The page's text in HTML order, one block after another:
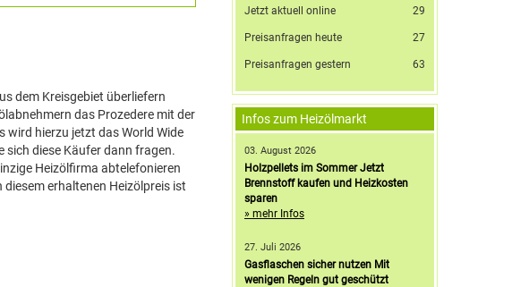
dem Kreisgebiet überliefern
das Prozedere mit der
wird hierzu jetzt das World Wide
sich diese Käufer dann fragen.
Heizölfirma abtelefonieren
erhaltenen Heizölpreis ist
Jetzt aktuell online 29
Preisanfragen heute 27
Preisanfragen gestern 63
Infos zum Heizölmarkt
03. August 2026
Holzpellets im Sommer Jetzt
Brennstoff kaufen und Heizkosten
sparen
» mehr Infos
27. Juli 2026
Gasflaschen sicher nutzen Mit
wenigen Regeln gut geschützt